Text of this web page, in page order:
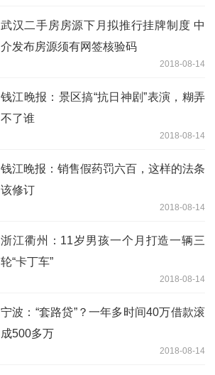
武汉二手房房源下月拟推行挂牌制度 中
介发布房源须有网签核验码
2018-08-14
钱江晚报：景区搞“抗日神剧”表演，糊弄
不了谁
2018-08-14
钱江晚报：销售假药罚六百，这样的法条
该修订
2018-08-14
浙江衢州：11岁男孩一个月打造一辆三
轮“卡丁车”
2018-08-14
宁波：“套路贷”？一年多时间40万借款滚
成500多万
2018-08-14